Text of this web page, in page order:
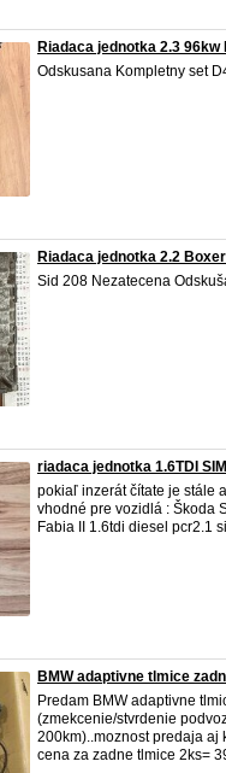
Riadaca jednotka 2.3 96kw
Odskusana Kompletny set
Riadaca jednotka 2.2
Sid 208 Nezatecena
riadaca jednotka 1.6TDI
pokiaľ inzerát čítate je stále
vhodné pre vozidlá : Škoda
Fabia II 1.6tdi diesel pcr2.1
BMW adaptivne tlmice
Predam BMW adaptivne
(zmekcenie/stvrdenie
200km)..moznost predaja aj
cena za zadne tlmice 2ks=